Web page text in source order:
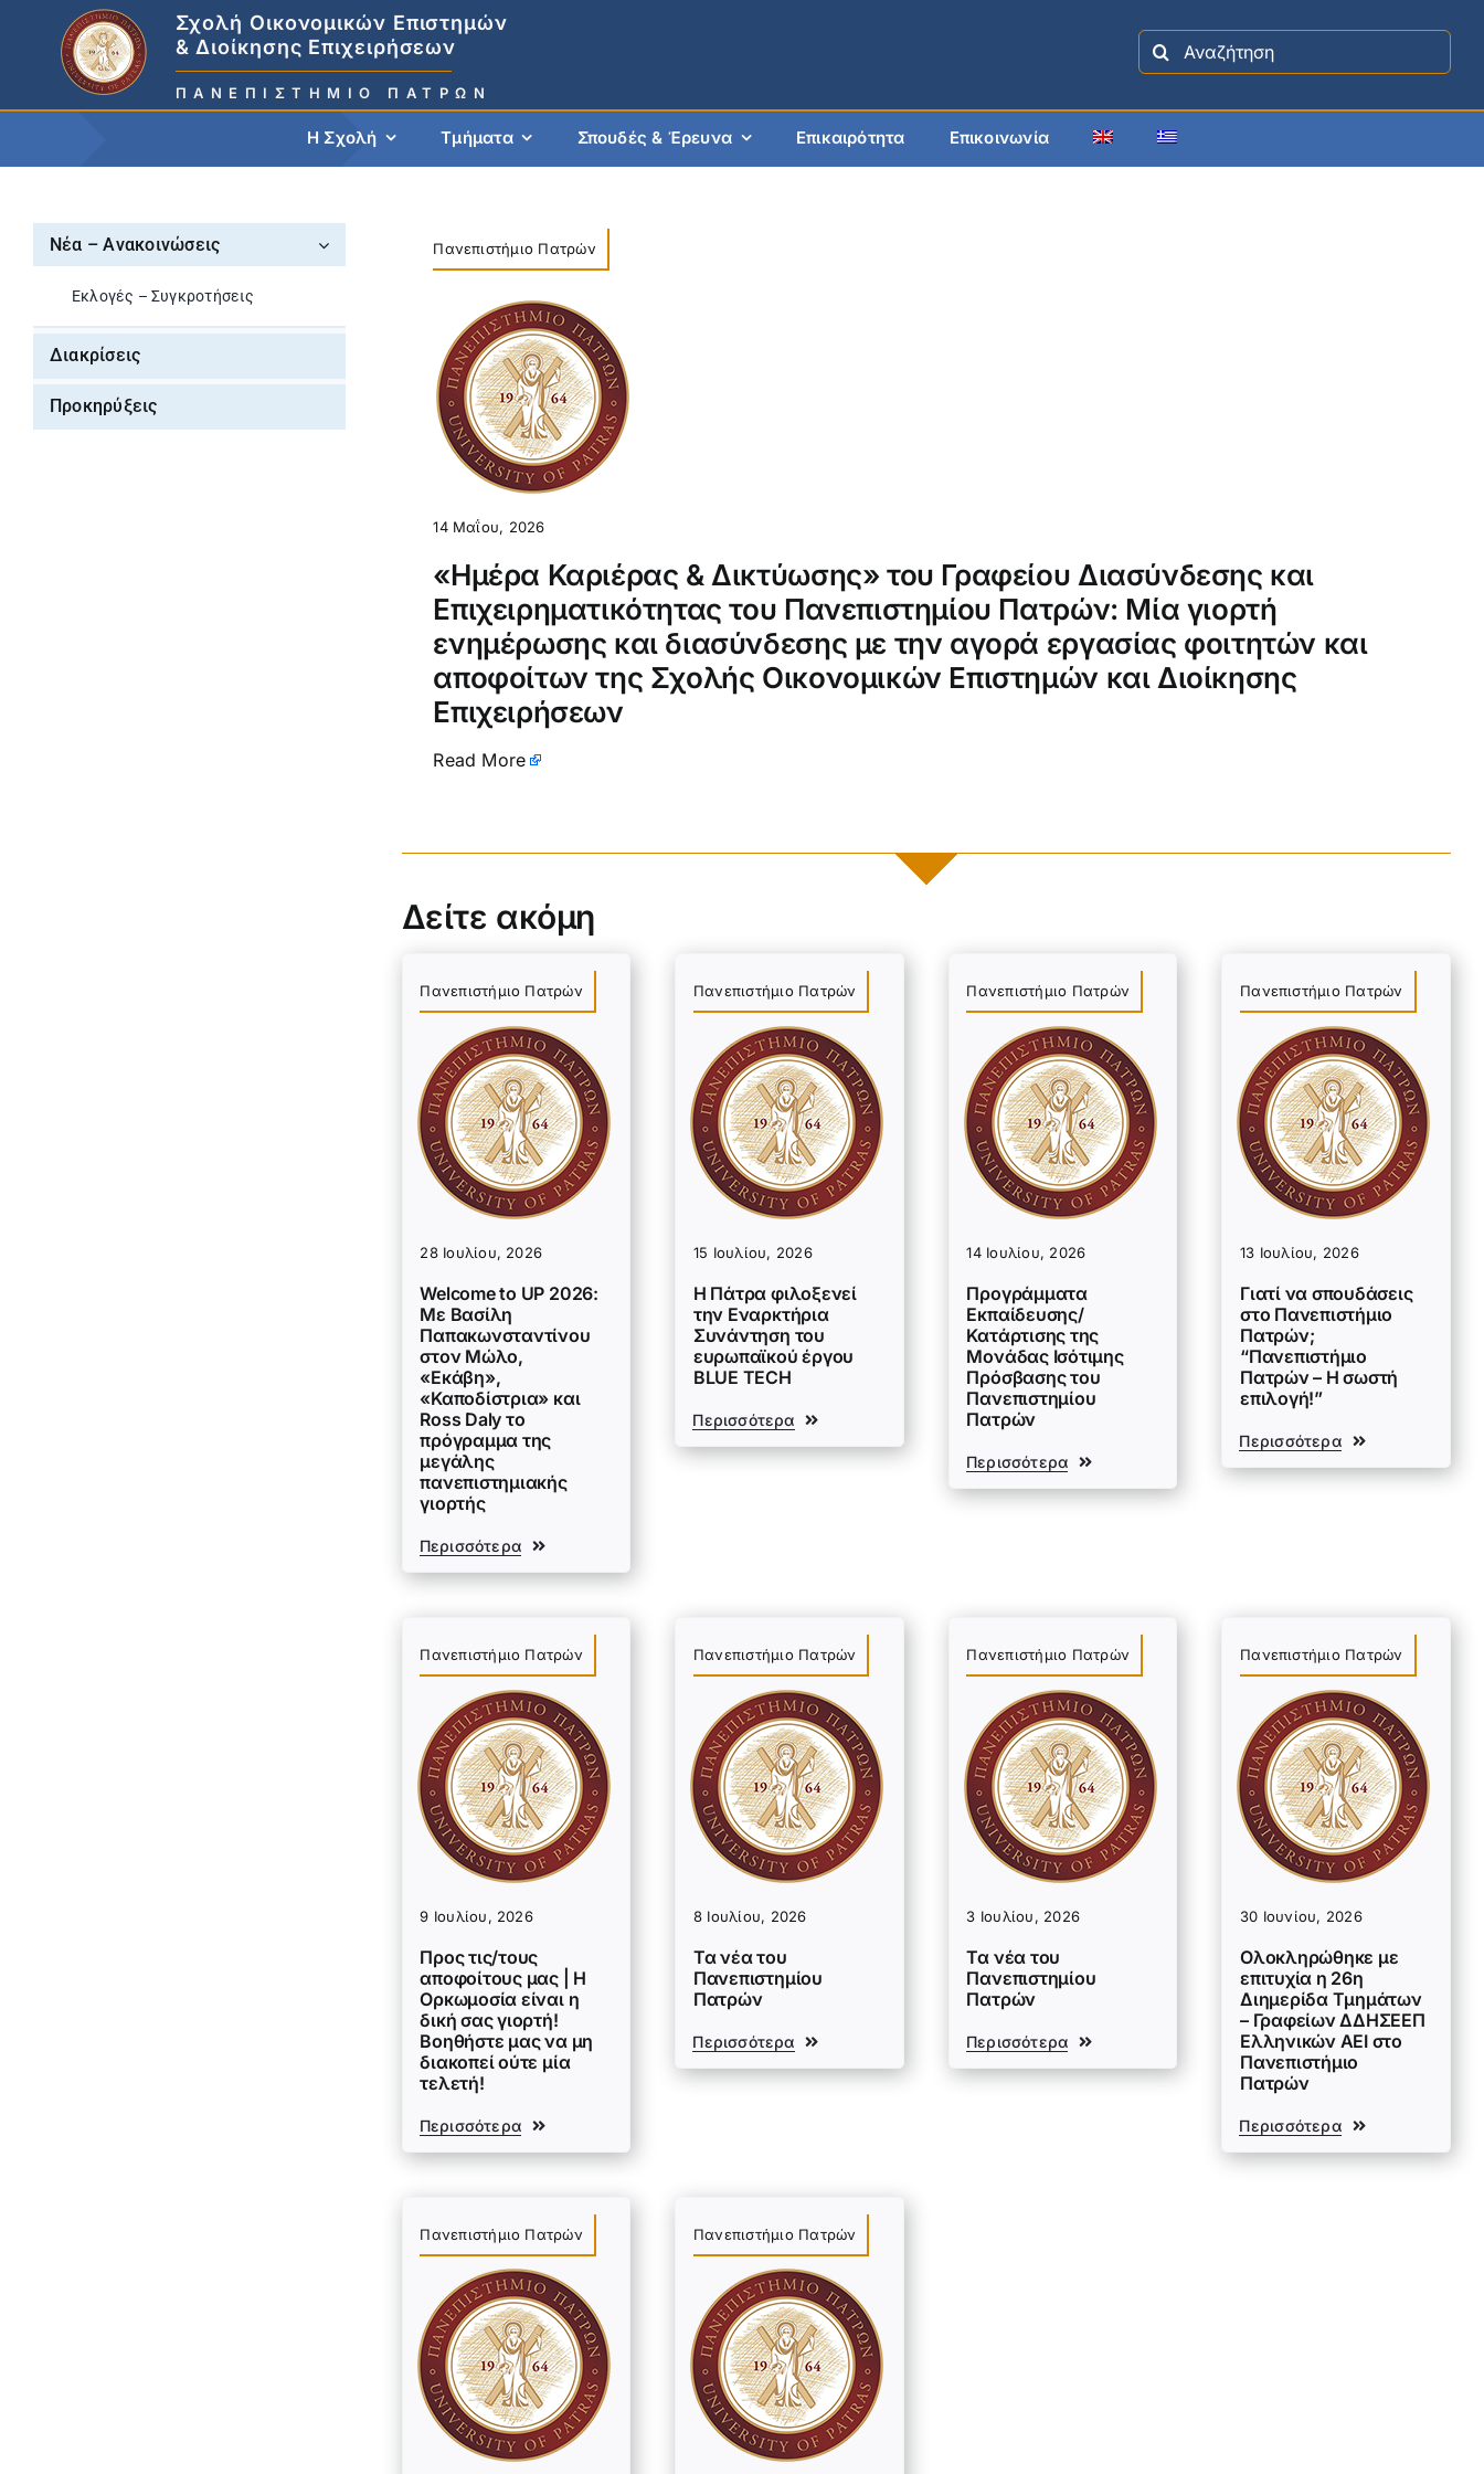
Σχολή Οικονομικών Επιστημών
& Διοίκησης Επιχειρήσεων
ΠΑΝΕΠΙΣΤΉΜΙΟ ΠΑΤΡΏΝ
Search
for:
Η Σχολή Τμήματα Σπουδές & Έρευνα Επικαιρότητα Επικοινωνία
Νέα – Ανακοινώσεις
Εκλογές – Συγκροτήσεις
Διακρίσεις
Προκηρύξεις
Πανεπιστήμιο Πατρών
14 Μαΐου, 2026
«Ημέρα Καριέρας & Δικτύωσης» του Γραφείου Διασύνδεσης και
Επιχειρηματικότητας του Πανεπιστημίου Πατρών: Μία γιορτή
ενημέρωσης και διασύνδεσης με την αγορά εργασίας φοιτητών και
αποφοίτων της Σχολής Οικονομικών Επιστημών και Διοίκησης
Επιχειρήσεων
Read More
Δείτε ακόμη
Πανεπιστήμιο Πατρών
28 Ιουλίου, 2026
Welcome to UP 2026:
Με Βασίλη
Παπακωνσταντίνου
στον Μώλο,
«Εκάβη»,
«Καποδίστρια» και
Ross Daly το
πρόγραμμα της
μεγάλης
πανεπιστημιακής
γιορτής
Περισσότερα
Πανεπιστήμιο Πατρών
15 Ιουλίου, 2026
Η Πάτρα φιλοξενεί
την Εναρκτήρια
Συνάντηση του
ευρωπαϊκού έργου
BLUE TECH
Περισσότερα
Πανεπιστήμιο Πατρών
14 Ιουλίου, 2026
Προγράμματα
Εκπαίδευσης/
Κατάρτισης της
Μονάδας Ισότιμης
Πρόσβασης του
Πανεπιστημίου
Πατρών
Περισσότερα
Πανεπιστήμιο Πατρών
13 Ιουλίου, 2026
Γιατί να σπουδάσεις
στο Πανεπιστήμιο
Πατρών;
“Πανεπιστήμιο
Πατρών – Η σωστή
επιλογή!”
Περισσότερα
Πανεπιστήμιο Πατρών
9 Ιουλίου, 2026
Προς τις/τους
αποφοίτους μας | Η
Ορκωμοσία είναι η
δική σας γιορτή!
Βοηθήστε μας να μη
διακοπεί ούτε μία
τελετή!
Περισσότερα
Πανεπιστήμιο Πατρών
8 Ιουλίου, 2026
Τα νέα του
Πανεπιστημίου
Πατρών
Περισσότερα
Πανεπιστήμιο Πατρών
3 Ιουλίου, 2026
Τα νέα του
Πανεπιστημίου
Πατρών
Περισσότερα
Πανεπιστήμιο Πατρών
30 Ιουνίου, 2026
Ολοκληρώθηκε με
επιτυχία η 26η
Διημερίδα Τμημάτων
– Γραφείων ΔΔΗΣΕΕΠ
Ελληνικών ΑΕΙ στο
Πανεπιστήμιο
Πατρών
Περισσότερα
Πανεπιστήμιο Πατρών Πανεπιστήμιο Πατρών